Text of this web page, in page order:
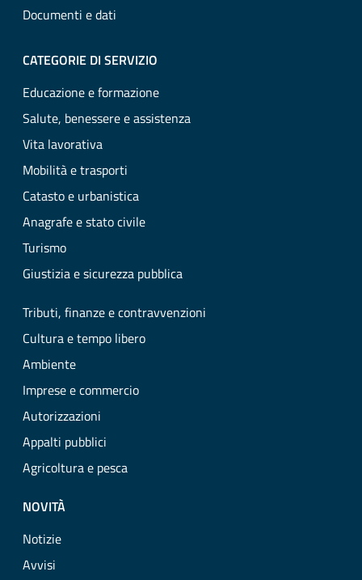
Documenti e dati
CATEGORIE DI SERVIZIO
Educazione e formazione
Salute, benessere e assistenza
Vita lavorativa
Mobilità e trasporti
Catasto e urbanistica
Anagrafe e stato civile
Turismo
Giustizia e sicurezza pubblica
Tributi, finanze e contravvenzioni
Cultura e tempo libero
Ambiente
Imprese e commercio
Autorizzazioni
Appalti pubblici
Agricoltura e pesca
NOVITÀ
Notizie
Avvisi